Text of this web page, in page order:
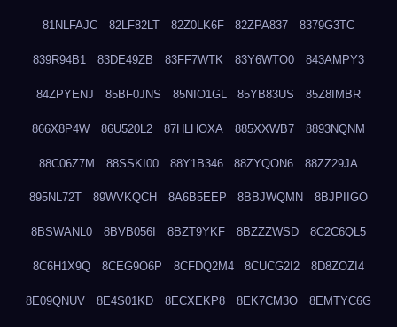
81NLFAJC 82LF82LT 82Z0LK6F 82ZPA837 8379G3TC
839R94B1 83DE49ZB 83FF7WTK 83Y6WTO0 843AMPY3
84ZPYENJ 85BF0JNS 85NIO1GL 85YB83US 85Z8IMBR
866X8P4W 86U520L2 87HLHOXA 885XXWB7 8893NQNM
88C06Z7M 88SSKI00 88Y1B346 88ZYQON6 88ZZ29JA
895NL72T 89WVKQCH 8A6B5EEP 8BBJWQMN 8BJPIIGO
8BSWANL0 8BVB056I 8BZT9YKF 8BZZZWSD 8C2C6QL5
8C6H1X9Q 8CEG9O6P 8CFDQ2M4 8CUCG2I2 8D8ZOZI4
8E09QNUV 8E4S01KD 8ECXEKP8 8EK7CM3O 8EMTYC6G